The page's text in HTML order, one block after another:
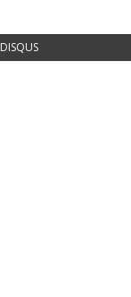
DISQUS